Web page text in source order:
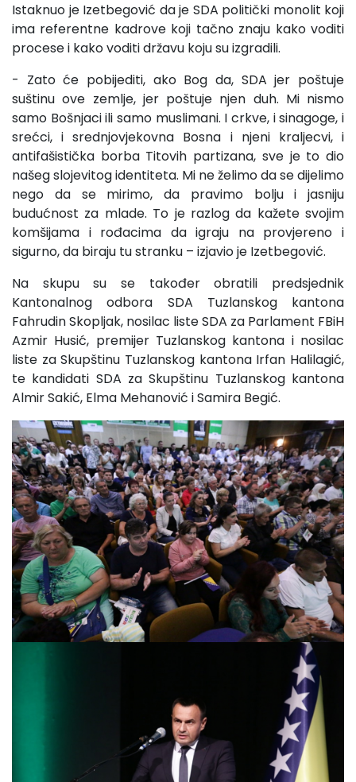
Istaknuo je Izetbegović da je SDA politički monolit koji
ima referentne kadrove koji tačno znaju kako voditi
procese i kako voditi državu koju su izgradili.
- Zato će pobijediti, ako Bog da, SDA jer poštuje
suštinu ove zemlje, jer poštuje njen duh. Mi nismo
samo Bošnjaci ili samo muslimani. I crkve, i sinagoge, i
srećci, i srednjovjekovna Bosna i njeni kraljecvi, i
antifašistička borba Titovih partizana, sve je to dio
našeg slojevitog identiteta. Mi ne želimo da se dijelimo
nego da se mirimo, da pravimo bolju i jasniju
budućnost za mlade. To je razlog da kažete svojim
komšijama i rođacima da igraju na provjereno i
sigurno, da biraju tu stranku – izjavio je Izetbegović.
Na skupu su se također obratili predsjednik
Kantonalnog odbora SDA Tuzlanskog kantona
Fahrudin Skopljak, nosilac liste SDA za Parlament FBiH
Azmir Husić, premijer Tuzlanskog kantona i nosilac
liste za Skupštinu Tuzlanskog kantona Irfan Halilagić,
te kandidati SDA za Skupštinu Tuzlanskog kantona
Almir Sakić, Elma Mehanović i Samira Begić.